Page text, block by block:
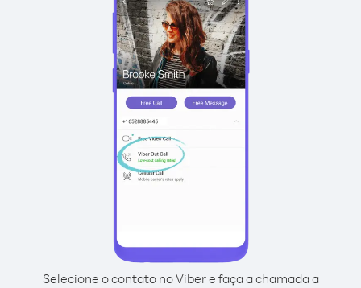
Selecione o contato no Viber e faça a chamada a